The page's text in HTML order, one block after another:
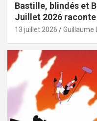
Bastille, blindés et
Juillet 2026
13 juillet 2026 Guillaume L.